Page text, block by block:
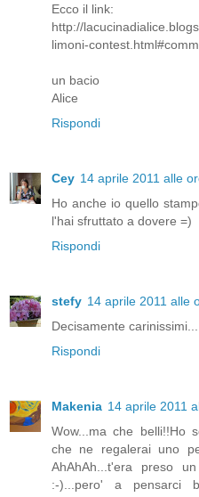
Ecco il link:
http://
limoni-
un bacio
Alice
Rispondi
Cey 14 aprile 2011 alle
Ho anche io quello
l'hai sfruttato a dovere =)
Rispondi
stefy 14 aprile 2011 alle
Decisamente
Rispondi
Makenia 14 aprile 2011
Wow...ma che belli!!Ho
che ne regalerai uno
AhAhAh...t'era preso
:-)...pero' a pensarci